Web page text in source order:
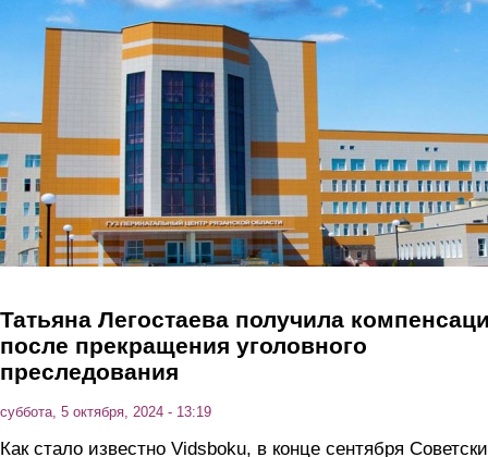
Перейти к основному содержанию
Татьяна Легостаева получила
после прекращения уголовного
преследования
суббота, 5 октября, 2024 - 13:19
Как стало известно Vidsboku, в конце сентября